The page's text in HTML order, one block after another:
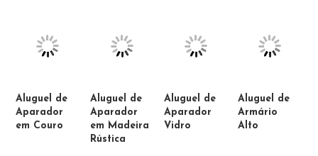
Aluguel de
Aparador
em Couro
Aluguel de
Aparador
em Madeira
Rústica
Aluguel de
Aparador
Vidro
Aluguel de
Armário
Alto